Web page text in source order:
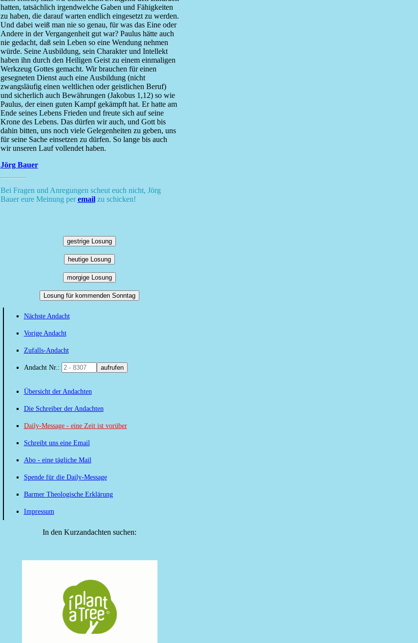
hatten, tatsächlich irgendwelche Gaben und Fähigkeiten
zu haben, die darauf warten endlich eingesetzt zu werden.
Und dabei weiß man nie so genau, für was das Eine oder
Andere in der Vergangenheit gut war? Paulus hätte auch
nie gedacht, daß sein Leben so eine Wendung nehmen
würde. Seine Ausbildung, sein Charakter und Intellekt
haben ihn durch den Heiligen Geist zu einem einmaligen
Werkzeug Gottes gemacht. Wir brauchen für einen
gesegneten Dienst auch eine Ausbildung (nicht
zwangsläufig einen weltlichen oder geistlichen Beruf)
und sicherlich auch Bewährungen (Jakobus 1,12) so wie
Paulus, der einen guten Kampf gekämpft hat. Er hatte am
Ende seines Lebens Frieden und freute sich auf seine
Krone des Lebens. Das dürfen wir auch, und Gott bis
dahin bitten, uns noch viele Gelegenheiten zu geben, uns
für seine Sache einsetzen zu dürfen. So lange bis auch
wir unseren Lauf vollendet haben.
Jörg Bauer
Bei Fragen und Anregungen scheut euch nicht, Jörg
Bauer eure Meinung peremailzu schicken!
gestrige Losung
heutige Losung
morgige Losung
Losung für kommenden Sonntag
Nächste Andacht
Vorige Andacht
Zufalls-Andacht
Andacht Nr.: aufrufen
Übersicht der Andachten
Die Schreiber der Andachten
Daily-Message - eine Zeit ist vorüber
Schreibt uns eine Email
Abo - eine tägliche Mail
Spende für die Daily-Message
Barmer Theologische Erklärung
Impressum
In den Kurzandachten suchen: